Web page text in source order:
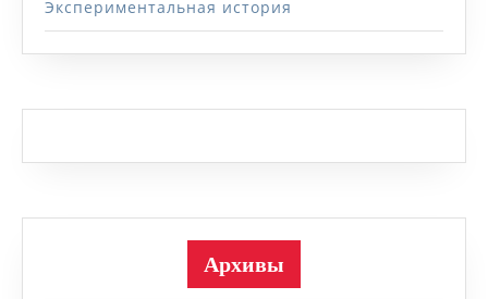
Экспериментальная история
Архивы